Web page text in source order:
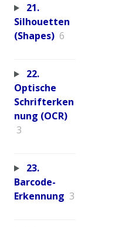
21.
Silhouetten
(Shapes) 6
22.
Optische
Schrifterken
nung (OCR)
3
23.
Barcode-
Erkennung 3